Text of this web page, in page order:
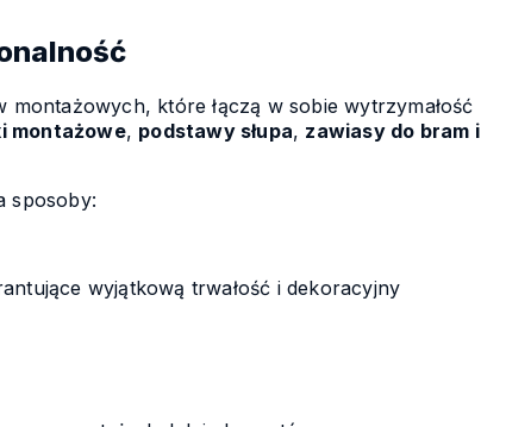
które łączą w sobie wytrzymałość
montażowe, podstawy słupa, zawiasy do bram i
sposoby:
wyjątkową trwałość i dekoracyjny